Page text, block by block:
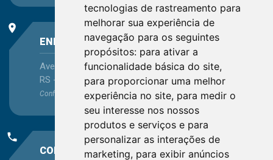
tecnologias de rastreamento para
melhorar sua experiência de
navegação para os seguintes
propósitos: para ativar a
funcionalidade básica do site,
para proporcionar uma melhor
experiência no site, para medir o
seu interesse nos nossos
produtos e serviços e para
personalizar as interações de
marketing, para exibir anúncios
place
ENDEREÇO
Avenida Itaqui, 45, Bairro Petrópolis, Porto Alegre -
RS - CEP 90460-140
Confira as demaislocalizações no Estado
phone
CONTATO